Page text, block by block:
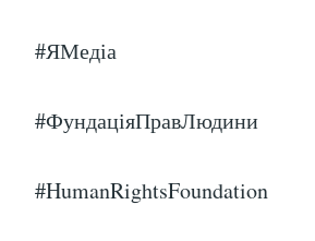
#ЯМедіа
#ФундаціяПравЛюдини
#HumanRightsFoundation